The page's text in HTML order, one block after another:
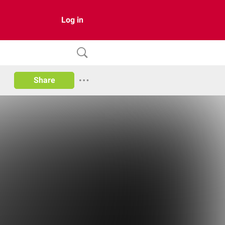
Log in
Share